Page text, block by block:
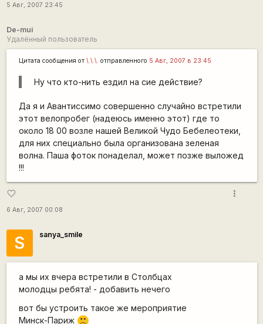
5 Авг, 2007 23:45
De-mui
Удалённый пользователь
Цитата сообщения от \.\.\. отправленного 5 Авг, 2007 в 23:45
Ну что кто-нить ездил на сие действие?
Да я и Авантиссимо совершенно случайно встретили
этот велопробег (надеюсь именно этот) где то
около 18 00 возле нашей Великой Чудо Бебелеотеки,
для них специально была организована зеленая
волна. Паша фоток понаделал, может позже выложед
!!!
favorite_border
6 Авг, 2007 00:08
more_vert
S sanya_smile
а мы их вчера встретили в Столбцах
молодцы ребята! - добавить нечего
вот бы устроить такое же мероприятие
Минск-Париж :'(